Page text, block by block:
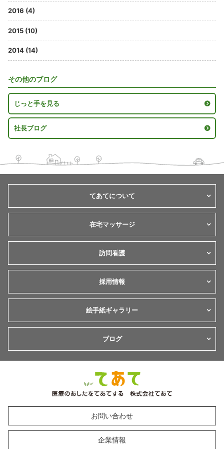
2016 (4)
2015 (10)
2014 (14)
その他のブログ
じっと手を見る
社長ブログ
てあてについて
在宅マッサージ
訪問看護
採用情報
絵手紙ギャラリー
ブログ
お問い合わせ
企業情報